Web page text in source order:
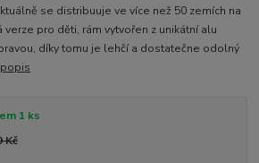
se distribuuje ve více než 50 zemích na
verze pro děti, rám vytvořen z unikátní alu
díky tomu je lehčí a dostatečne odolný
1 ks
Kč